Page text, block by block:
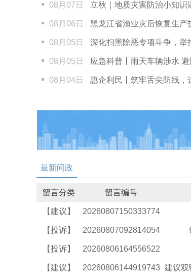
08月07日 立秋｜地质灾害防治小知识
08月06日 黑龙江省渔业灾后恢复生产
08月05日 深化扫黑除恶专项斗争，
08月05日 应急科普丨雨天车辆涉水
08月04日 惠企利民丨筑牢舌尖防线，这份夏季食
最新问政
留言分类 留言编号
【建议】 20260807150333774
【投诉】 20260807092814054
【投诉】 20260806164556522
【建议】 20260806144919743 建议双